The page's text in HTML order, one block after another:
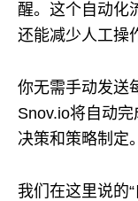
醒。这个自动化
还能减少人工操
你无需手动发送
Snov.io将自动
决策和策略制定。
我们在这里说的